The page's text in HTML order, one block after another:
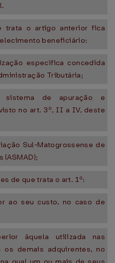
trata o artigo anterior fica
beneficiário:
específica concedida
Tributária;
de apuração e
no art. 3º, II a IV, deste
Sul-Matogrossense de
de que trata o art. 1º:
ao seu custo, no caso de
àquela utilizada nas
os demais adquirentes, no